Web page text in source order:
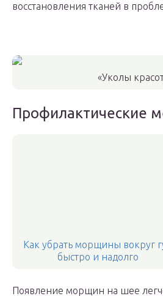
восстановления тканей в
«Уколы
Профилактические
Как убрать морщины вокруг
быстро и надолго
Появление морщин на шее